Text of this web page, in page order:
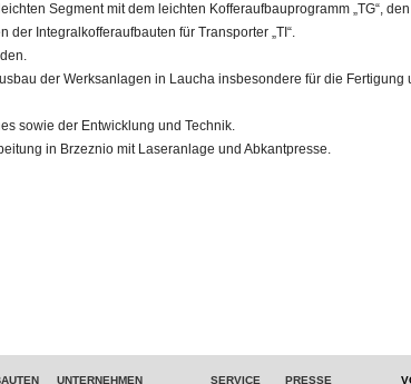
Segment mit dem leichten Kofferaufbauprogramm „TG“, den
der Integralkofferaufbauten für Transporter „TI“.
der Werksanlagen in Laucha insbesondere für die Fertigung
sowie der Entwicklung und Technik.
in Brzeznio mit Laseranlage und Abkantpresse.
UNTERNEHMEN SERVICE PRESSE